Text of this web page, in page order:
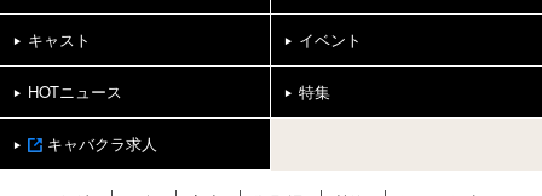
キャスト イベント
HOTニュース 特集
キャバクラ求人